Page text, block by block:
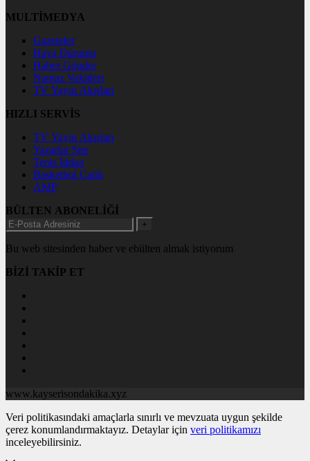
MULTİMEDYA
Gazeteler
Hava Durumu
Haber Gönder
Namaz Vakitleri
TV Yayın Akışları
HIZLI SERVİS
TV Yayın Akışları
Yazarlar Site
Tenis İddaa
Basketbol Canlı
AMP
BÜLTEN ABONELİĞİ
+
Bu web sitesinden haber ve ebülten almak istiyorum
BİZİ TAKİP ET
www.kayserisondakika.xyz
Veri politikasındaki amaçlarla sınırlı ve mevzuata uygun şekilde
çerez konumlandırmaktayız. Detaylar için veri politikamızı
inceleyebilirsiniz.